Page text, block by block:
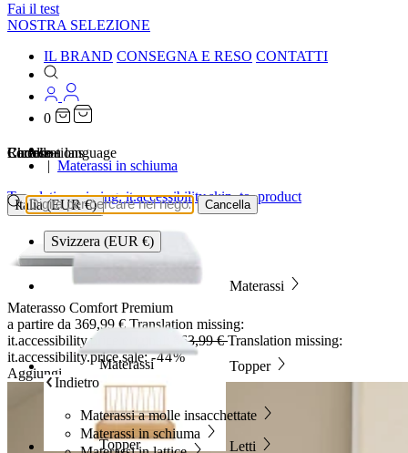
Fai il test
NOSTRA SELEZIONE
IL BRAND CONSEGNA E RESO CONTATTI
0
Materassi
Indietro
Materassi
Materassi a molle insacchettate
Materassi in schiuma
Topper
Topper Letti
Localizations
Italia (EUR €)
Svizzera (EUR €)
Choose a language
Ricerca
Cancella
Carrello
…
Materassi in schiuma
Translation missing: it.accessibility.skip_to_product
Materasso Comfort Premium
a partire da 369,99 € Translation missing:
it.accessibility.price.original:
663,99 €Translation missing:
it.accessibility.price.sale:-44%
Aggiungi